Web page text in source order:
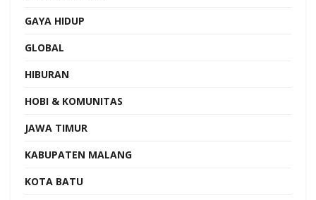
GAYA HIDUP
GLOBAL
HIBURAN
HOBI & KOMUNITAS
JAWA TIMUR
KABUPATEN MALANG
KOTA BATU